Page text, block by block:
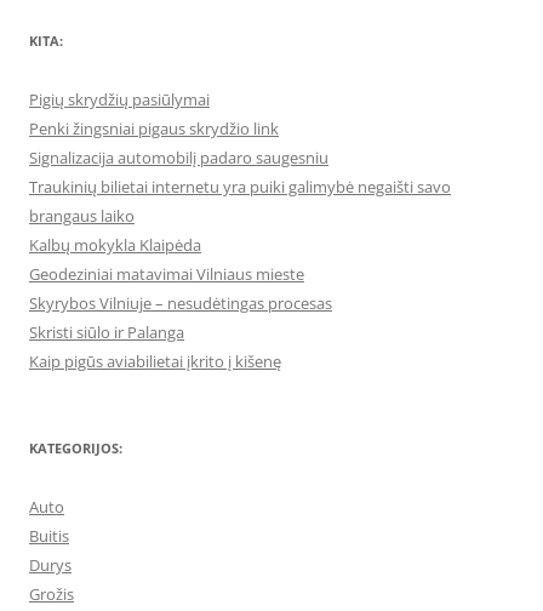
KITA:
Pigių skrydžių pasiūlymai
Penki žingsniai pigaus skrydžio link
Signalizacija automobilį padaro saugesniu
Traukinių bilietai internetu yra puiki galimybė negaišti savo
brangaus laiko
Kalbų mokykla Klaipėda
Geodeziniai matavimai Vilniaus mieste
Skyrybos Vilniuje – nesudėtingas procesas
Skristi siūlo ir Palanga
Kaip pigūs aviabilietai įkrito į kišenę
KATEGORIJOS:
Auto
Buitis
Durys
Grožis